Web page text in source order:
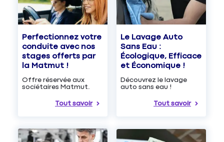
Perfectionnez votre
conduite avec nos
stages offerts par
la Matmut !
Offre réservée aux
sociétaires Matmut.
Tout savoir
Le Lavage Auto
Sans Eau :
Écologique, Efficace
et Économique !
Découvrez le lavage
auto sans eau !
Tout savoir